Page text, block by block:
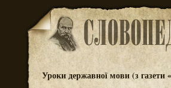
Уроки державної мови (з газети